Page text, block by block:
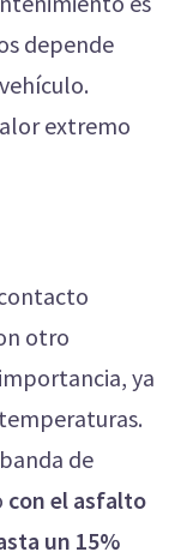
depende
extremo
otro
ya
de
con el asfalto
un 15%